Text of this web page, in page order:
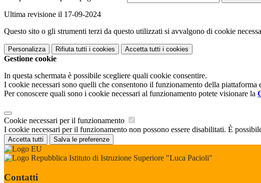
Ultima revisione il 17-09-2024
Questo sito o gli strumenti terzi da questo utilizzati si avvalgono di cookie
Personalizza Rifiuta tutti i cookies Accetta tutti i cookies
Gestione cookie
In questa schermata è possibile scegliere quali cookie consentire.
I cookie necessari sono quelli che consentono il funzionamento della piattaforma
Per conoscere quali sono i cookie necessari al funzionamento potete visionare la
Cookie necessari per il funzionamento
I cookie necessari per il funzionamento non possono essere disabilitati. È
Accetta tutti Salva le preferenze
Istituto di Istruzione Superiore "Luca Pacioli"
Contatti